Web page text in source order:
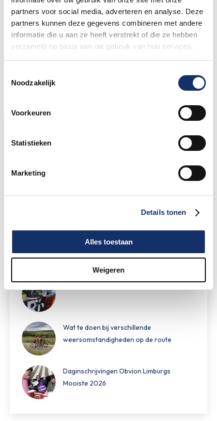
partners voor social media, adverteren en analyse. Deze
partners kunnen deze gegevens combineren met andere
informatie die u aan ze heeft verstrekt of die ze hebben
verzameld op basis van uw gebruik van hun services.
Noodzakelijk
Voorkeuren
Statistieken
Marketing
Details tonen
Alles toestaan
Weigeren
Nieuw betaalsysteem op het
festivalterrein
27 mei 2026
Sportograf is er weer bij om jouw mooiste
Maar liefst €88.049,- opgehaald voor het
Speciale damestoiletten van Fons Bikes
tijdens Obvion Limburgs Mooiste
Hoe bereid je je voor op warm fietsweer?
Wat te doen bij verschillende
weersomstandigheden op de route
Daginschrijvingen Obvion Limburgs
Mooiste 2026